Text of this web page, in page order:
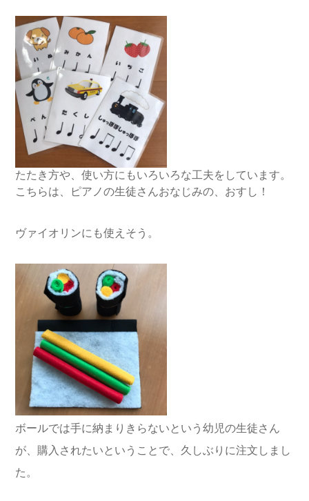
たたき方や、使い方にもいろいろな工夫をしています。
こちらは、ピアノの生徒さんおなじみの、おすし！
ヴァイオリンにも使えそう。
ボールでは手に納まりきらないという幼児の生徒さん
が、購入されたいということで、久しぶりに注文しまし
た。